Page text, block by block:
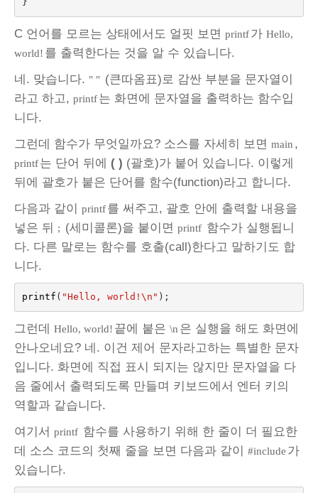
C 언어를 모르는 상태에서도 얼핏 보면 printf가 Hello,
world! 를 출력한다는 것을 알 수 있습니다.
네. 맞습니다. " " (큰따옴표)로 감싼 부분을 문자열이
라고 하고, printf는 화면에 문자열을 출력하는 함수입
니다.
그런데 함수가 무엇일까요? 소스를 자세히 보면 main ,
printf는 단어 뒤에 ( ) (괄호)가 붙어 있습니다. 이렇게
뒤에 괄호가 붙은 단어를 함수(function)라고 합니다.
다음과 같이 printf를 써주고, 괄호 안에 출력할 내용을
넣은 뒤 ; (세미콜론)을 붙이면 printf 함수가 실행됩니
다. 다른 말로는 함수를 호출(call)한다고 말하기도 합
니다.
printf ( "Hello, world! \n " );
그런데 Hello, world! 끝에 붙은 \n 은 실행을 해도 화면에
안나오네요? 네. 이건 제어 문자라고하는 특별한 문자
입니다. 화면에 직접 표시 되지는 않지만 문자열을 다
음 줄에서 출력되도록 만들며 키보드에서 엔터 키의
역할과 같습니다.
여기서 printf 함수를 사용하기 위해 한 줄이 더 필요한
데 소스 코드의 첫째 줄을 보면 다음과 같이 #include 가
있습니다.